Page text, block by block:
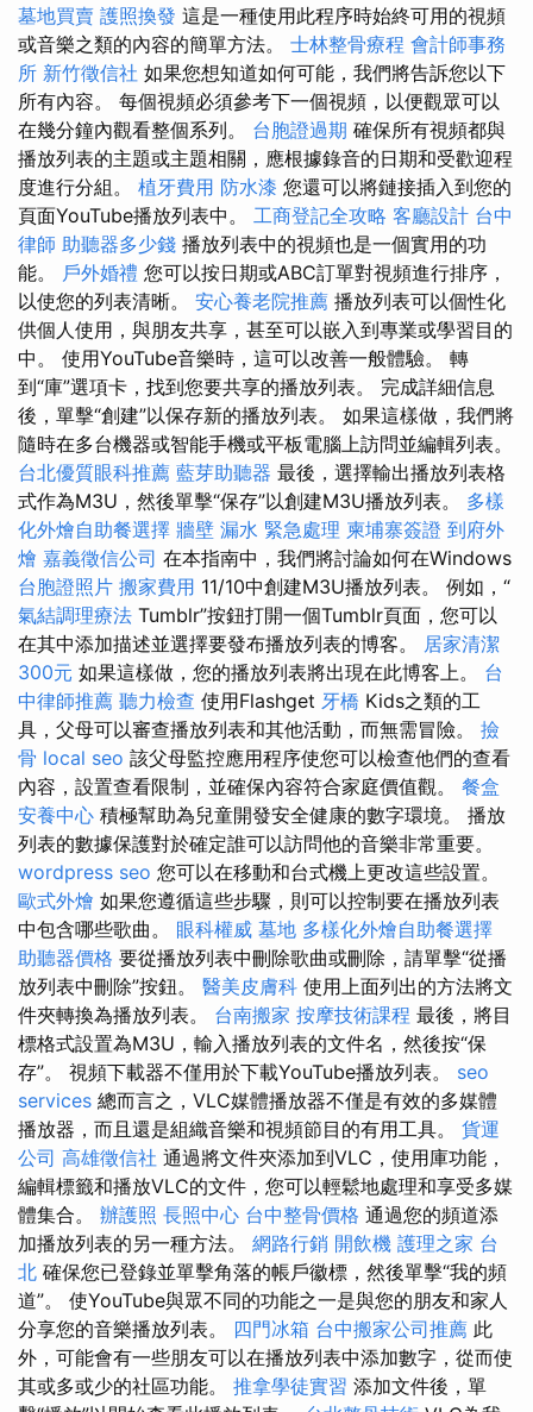
墓地買賣 護照換發 這是一種使用此程序時始終可用的視頻
或音樂之類的內容的簡單方法。 士林整骨療程 會計師事務
所 新竹徵信社 如果您想知道如何可能，我們將告訴您以下
所有內容。 每個視頻必須參考下一個視頻，以便觀眾可以
在幾分鐘內觀看整個系列。 台胞證過期 確保所有視頻都與
播放列表的主題或主題相關，應根據錄音的日期和受歡迎程
度進行分組。 植牙費用 防水漆 您還可以將鏈接插入到您的
頁面YouTube播放列表中。 工商登記全攻略 客廳設計 台中
律師 助聽器多少錢 播放列表中的視頻也是一個實用的功
能。 戶外婚禮 您可以按日期或ABC訂單對視頻進行排序，
以使您的列表清晰。 安心養老院推薦 播放列表可以個性化
供個人使用，與朋友共享，甚至可以嵌入到專業或學習目的
中。 使用YouTube音樂時，這可以改善一般體驗。 轉
到“庫”選項卡，找到您要共享的播放列表。 完成詳細信息
後，單擊“創建”以保存新的播放列表。 如果這樣做，我們將
隨時在多台機器或智能手機或平板電腦上訪問並編輯列表。
台北優質眼科推薦 藍芽助聽器 最後，選擇輸出播放列表格
式作為M3U，然後單擊“保存”以創建M3U播放列表。 多樣
化外燴自助餐選擇 牆壁 漏水 緊急處理 柬埔寨簽證 到府外
燴 嘉義徵信公司 在本指南中，我們將討論如何在Windows
台胞證照片 搬家費用 11/10中創建M3U播放列表。 例如，“
氣結調理療法 Tumblr”按鈕打開一個Tumblr頁面，您可以
在其中添加描述並選擇要發布播放列表的博客。 居家清潔
300元 如果這樣做，您的播放列表將出現在此博客上。 台
中律師推薦 聽力檢查 使用Flashget 牙橋 Kids之類的工
具，父母可以審查播放列表和其他活動，而無需冒險。 撿
骨 local seo 該父母監控應用程序使您可以檢查他們的查看
內容，設置查看限制，並確保內容符合家庭價值觀。 餐盒
安養中心 積極幫助為兒童開發安全健康的數字環境。 播放
列表的數據保護對於確定誰可以訪問他的音樂非常重要。
wordpress seo 您可以在移動和台式機上更改這些設置。
歐式外燴 如果您遵循這些步驟，則可以控制要在播放列表
中包含哪些歌曲。 眼科權威 墓地 多樣化外燴自助餐選擇
助聽器價格 要從播放列表中刪除歌曲或刪除，請單擊“從播
放列表中刪除”按鈕。 醫美皮膚科 使用上面列出的方法將文
件夾轉換為播放列表。 台南搬家 按摩技術課程 最後，將目
標格式設置為M3U，輸入播放列表的文件名，然後按“保
存”。 視頻下載器不僅用於下載YouTube播放列表。 seo
services 總而言之，VLC媒體播放器不僅是有效的多媒體
播放器，而且還是組織音樂和視頻節目的有用工具。 貨運
公司 高雄徵信社 通過將文件夾添加到VLC，使用庫功能，
編輯標籤和播放VLC的文件，您可以輕鬆地處理和享受多媒
體集合。 辦護照 長照中心 台中整骨價格 通過您的頻道添
加播放列表的另一種方法。 網路行銷 開飲機 護理之家 台
北 確保您已登錄並單擊角落的帳戶徽標，然後單擊“我的頻
道”。 使YouTube與眾不同的功能之一是與您的朋友和家人
分享您的音樂播放列表。 四門冰箱 台中搬家公司推薦 此
外，可能會有一些朋友可以在播放列表中添加數字，從而使
其或多或少的社區功能。 推拿學徒實習 添加文件後，單